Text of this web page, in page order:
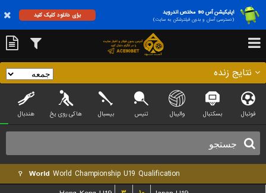
اپلیکیشن آس 90 مختص اندروید
(دسترسی آسان و بدون فیلترشکن به سایت)
برای دانلود کلیک کنید
نتایج زنده
فوتبال بسکتبال والیبال تنیس بیسبال هاکی روی یخ هندبال
World World Championship U19 Qualification